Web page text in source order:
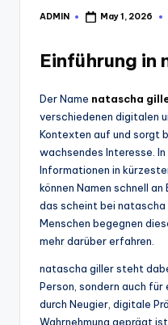
Posted
ADMIN May 1, 2026
Einführung
Der Name natascha
verschiedenen digitalen
Kontexten auf und sorgt
wachsendes Interesse.
Informationen in
können Namen schnell
das scheint bei natascha
Menschen begegnen
mehr darüber erfahren.
natascha giller steht
Person, sondern auch für
durch Neugier, digitale
Wahrnehmung geprägt